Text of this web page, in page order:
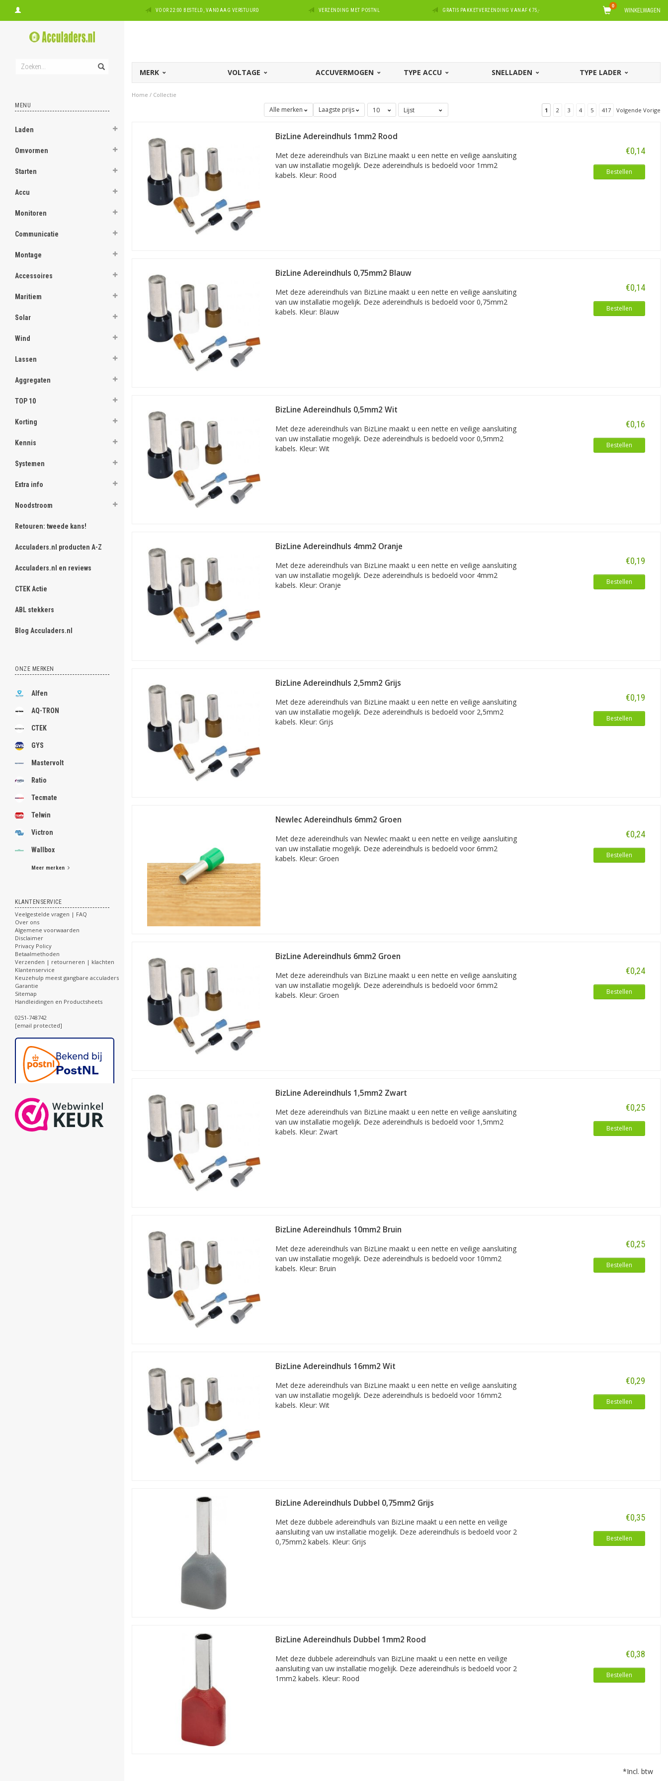
VOOR 22:00 BESTELD, VANDAAG VERSTUURD VERZENDING MET POSTNL GRATIS PAKKETVERZENDING VANAF €75,- WINKELWAGEN
0
MENU
Laden
Omvormen
Starten
Accu
Monitoren
Communicatie
Montage
Accessoires
Maritiem
Solar
Wind
Lassen
Aggregaten
TOP 10
Korting
Kennis
Systemen
Extra info
Noodstroom
Retouren: tweede kans!
Acculaders.nl producten A-Z
Acculaders.nl en reviews
CTEK Actie
ABL stekkers
Blog Acculaders.nl
ONZE MERKEN
Alfen
AQ-TRON
CTEK
GYS
Mastervolt
Ratio
Tecmate
Telwin
Victron
Wallbox
Meer merken
KLANTENSERVICE
Veelgestelde vragen | FAQ
Over ons
Algemene voorwaarden
Disclaimer
Privacy Policy
Betaalmethoden
Verzenden | retourneren | klachten
Klantenservice
Keuzehulp meest gangbare acculaders
Garantie
Sitemap
Handleidingen en Productsheets
0251-748742
[email protected]
MERK VOLTAGE ACCUVERMOGEN TYPE ACCU SNELLADEN TYPE LADER
Home / Collectie
Alle merken Laagste prijs 1 2 3 4 5 417 Volgende Vorige
BizLine Adereindhuls 1mm2 Rood
Met deze adereindhuls van BizLine maakt u een nette en veilige aansluiting
van uw installatie mogelijk. Deze adereindhuls is bedoeld voor 1mm2
kabels. Kleur: Rood
€0,14
Bestellen
BizLine Adereindhuls 0,75mm2 Blauw
Met deze adereindhuls van BizLine maakt u een nette en veilige aansluiting
van uw installatie mogelijk. Deze adereindhuls is bedoeld voor 0,75mm2
kabels. Kleur: Blauw
€0,14
Bestellen
BizLine Adereindhuls 0,5mm2 Wit
Met deze adereindhuls van BizLine maakt u een nette en veilige aansluiting
van uw installatie mogelijk. Deze adereindhuls is bedoeld voor 0,5mm2
kabels. Kleur: Wit
€0,16
Bestellen
BizLine Adereindhuls 4mm2 Oranje
Met deze adereindhuls van BizLine maakt u een nette en veilige aansluiting
van uw installatie mogelijk. Deze adereindhuls is bedoeld voor 4mm2
kabels. Kleur: Oranje
€0,19
Bestellen
BizLine Adereindhuls 2,5mm2 Grijs
Met deze adereindhuls van BizLine maakt u een nette en veilige aansluiting
van uw installatie mogelijk. Deze adereindhuls is bedoeld voor 2,5mm2
kabels. Kleur: Grijs
€0,19
Bestellen
Newlec Adereindhuls 6mm2 Groen
Met deze adereindhuls van Newlec maakt u een nette en veilige aansluiting
van uw installatie mogelijk. Deze adereindhuls is bedoeld voor 6mm2
kabels. Kleur: Groen
€0,24
Bestellen
BizLine Adereindhuls 6mm2 Groen
Met deze adereindhuls van BizLine maakt u een nette en veilige aansluiting
van uw installatie mogelijk. Deze adereindhuls is bedoeld voor 6mm2
kabels. Kleur: Groen
€0,24
Bestellen
BizLine Adereindhuls 1,5mm2 Zwart
Met deze adereindhuls van BizLine maakt u een nette en veilige aansluiting
van uw installatie mogelijk. Deze adereindhuls is bedoeld voor 1,5mm2
kabels. Kleur: Zwart
€0,25
Bestellen
BizLine Adereindhuls 10mm2 Bruin
Met deze adereindhuls van BizLine maakt u een nette en veilige aansluiting
van uw installatie mogelijk. Deze adereindhuls is bedoeld voor 10mm2
kabels. Kleur: Bruin
€0,25
Bestellen
BizLine Adereindhuls 16mm2 Wit
Met deze adereindhuls van BizLine maakt u een nette en veilige aansluiting
van uw installatie mogelijk. Deze adereindhuls is bedoeld voor 16mm2
kabels. Kleur: Wit
€0,29
Bestellen
BizLine Adereindhuls Dubbel 0,75mm2 Grijs
Met deze dubbele adereindhuls van BizLine maakt u een nette en veilige
aansluiting van uw installatie mogelijk. Deze adereindhuls is bedoeld voor 2
0,75mm2 kabels. Kleur: Grijs
€0,35
Bestellen
BizLine Adereindhuls Dubbel 1mm2 Rood
Met deze dubbele adereindhuls van BizLine maakt u een nette en veilige
aansluiting van uw installatie mogelijk. Deze adereindhuls is bedoeld voor 2
1mm2 kabels. Kleur: Rood
€0,38
Bestellen
*Incl. btw